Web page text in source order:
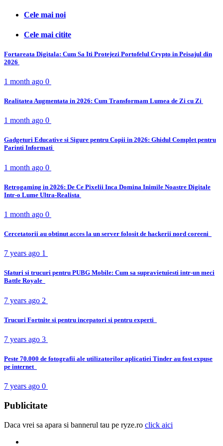
Cele mai noi
Cele mai citite
Fortareata Digitala: Cum Sa Iti Protejezi Portofelul Crypto in Peisajul din
2026
1 month ago 0
Realitatea Augmentata in 2026: Cum Transformam Lumea de Zi cu Zi
1 month ago 0
Gadgeturi Educative si Sigure pentru Copii in 2026: Ghidul Complet pentru
Parinti Informati
1 month ago 0
Retrogaming in 2026: De Ce Pixelii Inca Domina Inimile Noastre Digitale
Intr-o Lume Ultra-Realista
1 month ago 0
Cercetatorii au obtinut acces la un server folosit de hackerii nord coreeni
7 years ago 1
Sfaturi si trucuri pentru PUBG Mobile: Cum sa supravietuiesti intr-un meci
Battle Royale
7 years ago 2
Trucuri Fortnite si pentru incepatori si pentru experti
7 years ago 3
Peste 70.000 de fotografii ale utilizatorilor aplicatiei Tinder au fost expuse
pe internet
7 years ago 0
Publicitate
Daca vrei sa apara si bannerul tau pe ryze.ro click aici